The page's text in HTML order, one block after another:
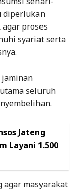
diperlukan
proses
syariat serta
jaminan
seluruh
Jateng
Layani 1.500
agar masyarakat